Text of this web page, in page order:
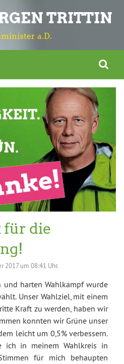
TRITTIN
a.D.
für die
2017 um 08:41 Uhr.
und harten Wahlkampf wurde
Unser Wahlziel, mit einem
Kraft zu werden, haben wir
konnten wir Grüne unser
leicht um 0,5% verbessern.
ich in meinem Wahlkreis in
für mich behaupten